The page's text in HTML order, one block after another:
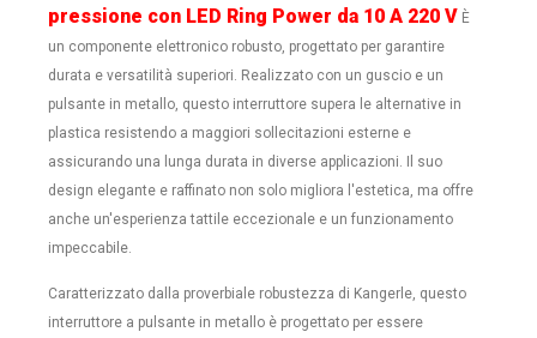
pressione con LED Ring Power da 10 A 220 V È
un componente elettronico robusto, progettato per garantire
durata e versatilità superiori. Realizzato con un guscio e un
pulsante in metallo, questo interruttore supera le alternative in
plastica resistendo a maggiori sollecitazioni esterne e
assicurando una lunga durata in diverse applicazioni. Il suo
design elegante e raffinato non solo migliora l'estetica, ma offre
anche un'esperienza tattile eccezionale e un funzionamento
impeccabile.
Caratterizzato dalla proverbiale robustezza di Kangerle, questo
interruttore a pulsante in metallo è progettato per essere